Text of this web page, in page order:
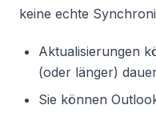
keine echte
Aktualisierungen
(oder länger)
Sie können